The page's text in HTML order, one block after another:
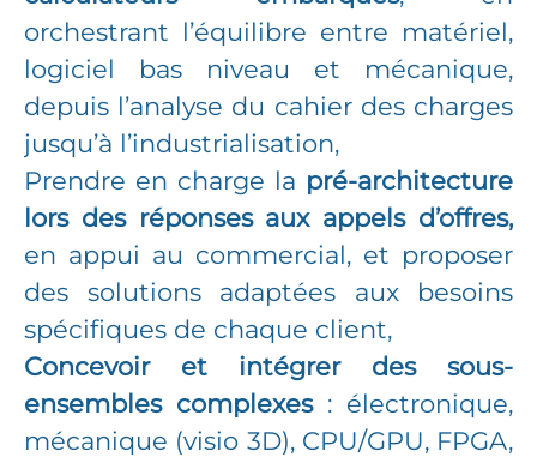
orchestrant l’équilibre entre matériel,
logiciel bas niveau et mécanique,
depuis l’analyse du cahier des charges
jusqu’à l’industrialisation,
Prendre en charge la pré-architecture
lors des réponses aux appels d’offres,
en appui au commercial, et proposer
des solutions adaptées aux besoins
spécifiques de chaque client,
Concevoir et intégrer des sous-
ensembles complexes: électronique,
mécanique (visio 3D), CPU/GPU, FPGA,